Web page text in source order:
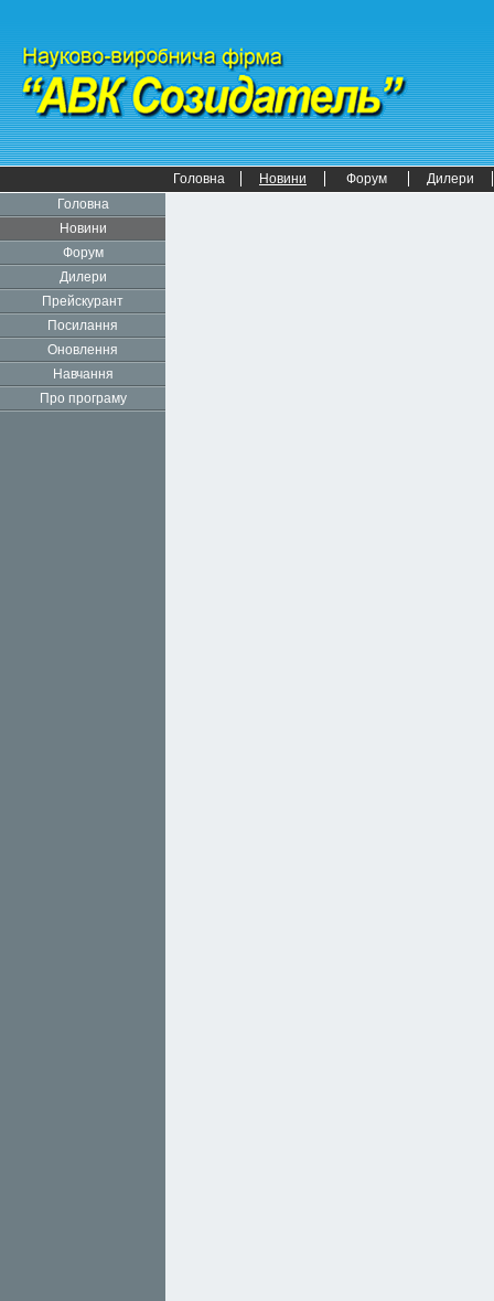
Головна Новини Форум
Дилери
Головна
Новини
Форум
Дилери
Прейскурант
Посилання
Оновлення
Навчання
Про програму